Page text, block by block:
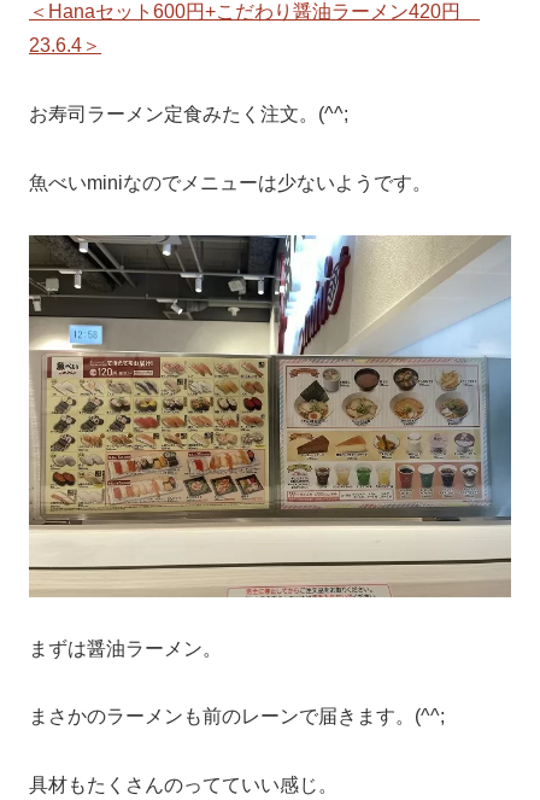
＜Hanaセット600円+こだわり醤油ラーメン420円
23.6.4＞
お寿司ラーメン定食みたく注文。(^^;
魚べいminiなのでメニューは少ないようです。
まずは醤油ラーメン。
まさかのラーメンも前のレーンで届きます。(^^;
具材もたくさんのってていい感じ。